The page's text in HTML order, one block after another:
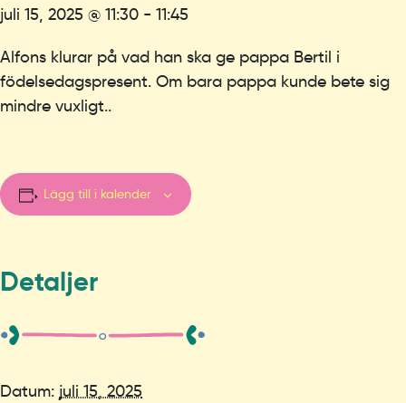
juli 15, 2025 @ 11:30 - 11:45
Alfons klurar på vad han ska ge pappa Bertil i
födelsedagspresent. Om bara pappa kunde bete sig
mindre vuxligt..
Lägg till i kalender
Detaljer
Datum: juli 15, 2025